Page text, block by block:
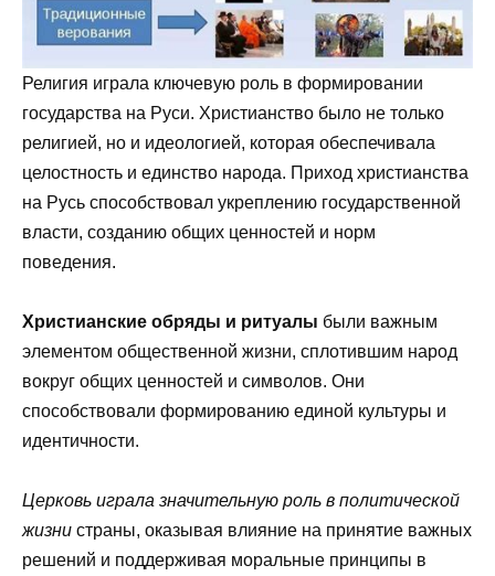
Религия играла ключевую роль в формировании
государства на Руси. Христианство было не только
религией, но и идеологией, которая обеспечивала
целостность и единство народа. Приход христианства
на Русь способствовал укреплению государственной
власти, созданию общих ценностей и норм
поведения.
Христианские обряды и ритуалы были важным
элементом общественной жизни, сплотившим народ
вокруг общих ценностей и символов. Они
способствовали формированию единой культуры и
идентичности.
Церковь играла значительную роль в политической
жизни страны, оказывая влияние на принятие важных
решений и поддерживая моральные принципы в